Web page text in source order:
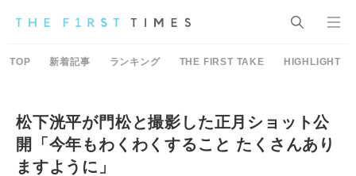
TOP 新着記事 ランキング THE FIRST TAKE HIGHLIGHT
松下洸平が門松と撮影した正月ショット公
開「今年もわくわくすること たくさんあり
ますように」